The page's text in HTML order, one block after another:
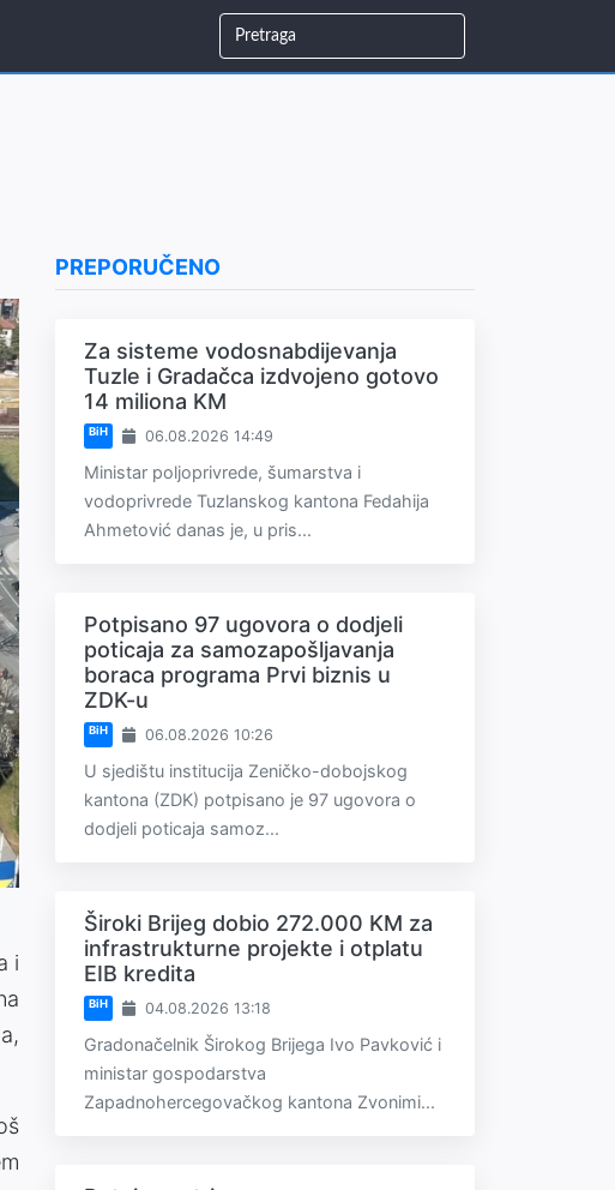
i
PREPORUČENO
Za sisteme vodosnabdijevanja
Tuzle i Gradačca izdvojeno gotovo
14 miliona KM
BiH 06.08.2026 14:49
Ministar poljoprivrede, šumarstva i
vodoprivrede Tuzlanskog kantona Fedahija
Ahmetović danas je, u pris...
Potpisano 97 ugovora o dodjeli
poticaja za samozapošljavanja
boraca programa Prvi biznis u
ZDK-u
BiH 06.08.2026 10:26
U sjedištu institucija Zeničko-dobojskog
kantona (ZDK) potpisano je 97 ugovora o
dodjeli poticaja samoz...
Široki Brijeg dobio 272.000 KM za
infrastrukturne projekte i otplatu
EIB kredita
BiH 04.08.2026 13:18
Gradonačelnik Širokog Brijega Ivo Pavković i
ministar gospodarstva
Zapadnohercegovačkog kantona Zvonimi...